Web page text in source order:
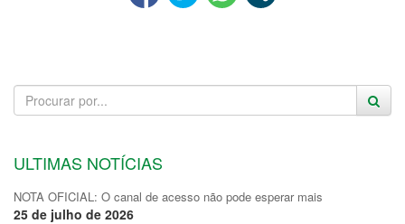
ULTIMAS NOTÍCIAS
NOTA OFICIAL: O canal de acesso não pode esperar mais
25 de julho de 2026